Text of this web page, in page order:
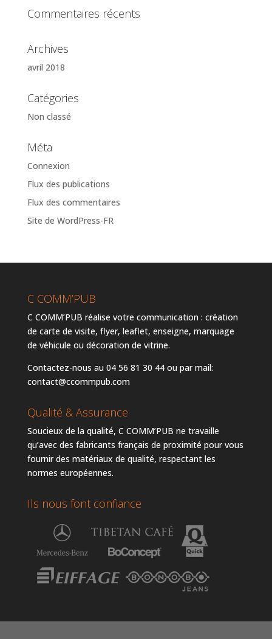
Commentaires récents
Archives
avril 2018
Catégories
Non classé
Méta
Connexion
Flux des publications
Flux des commentaires
Site de WordPress-FR
C COMM’PUB
C COMM’PUB réalise votre communication : création
de carte de visite, flyer, leaflet, enseigne, marquage
de véhicule ou décoration de vitrine.
Contactez-nous au 04 56 81 30 44 ou par mail:
contact@ccommpub.com
Qualité & Assurance
Soucieux de la qualité, C COMM’PUB ne travaille
qu’avec des fabricants français de proximité pour vous
fournir des matériaux de qualité, respectant les
normes européennes.
Ils nous font confiance